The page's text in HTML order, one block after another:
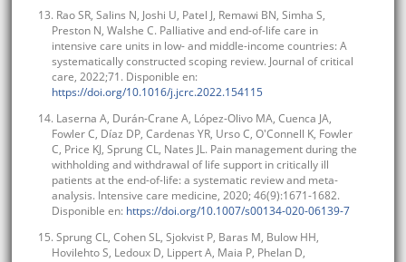
13. Rao SR, Salins N, Joshi U, Patel J, Remawi BN, Simha S,
Preston N, Walshe C. Palliative and end-of-life care in
intensive care units in low- and middle-income countries: A
systematically constructed scoping review. Journal of critical
care, 2022;71. Disponible en:
https://doi.org/10.1016/j.jcrc.2022.154115
14. Laserna A, Durán-Crane A, López-Olivo MA, Cuenca JA,
Fowler C, Díaz DP, Cardenas YR, Urso C, O'Connell K, Fowler
C, Price KJ, Sprung CL, Nates JL. Pain management during the
withholding and withdrawal of life support in critically ill
patients at the end-of-life: a systematic review and meta-
analysis. Intensive care medicine, 2020; 46(9):1671-1682.
Disponible en: https://doi.org/10.1007/s00134-020-06139-7
15. Sprung CL, Cohen SL, Sjokvist P, Baras M, Bulow HH,
Hovilehto S, Ledoux D, Lippert A, Maia P, Phelan D,